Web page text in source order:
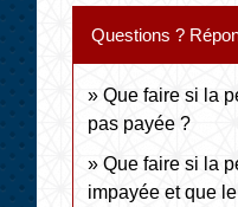
Questions ?
Que faire si la
pas payée ?
Que faire si la
impayée et que